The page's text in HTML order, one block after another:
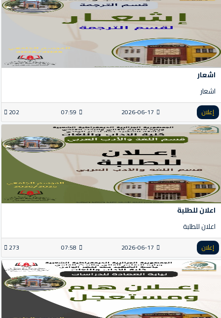
اشعار
اشعار
إعلان 2026-06-17
07:59
202
اعلان للطلبة
اعلان للطلبة
إعلان 2026-06-17
07:58
273